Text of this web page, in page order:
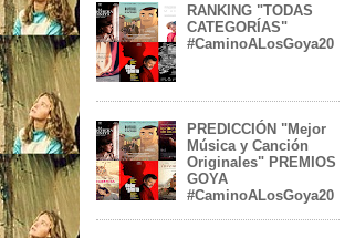
RANKING "TODAS
CATEGORÍAS"
#CaminoALosGoya20
PREDICCIÓN "Mejor
Música y Canción
Originales" PREMIOS
GOYA
#CaminoALosGoya20